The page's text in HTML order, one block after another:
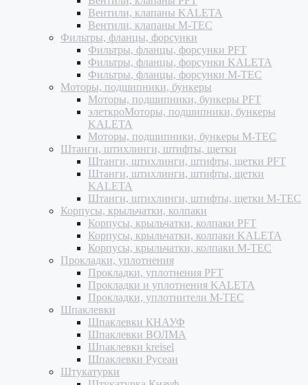
Вентили, клапаны KALETA
Вентили, клапаны M-TEC
Фильтры, фланцы, форсунки
Фильтры, фланцы, форсунки PFT
Фильтры, фланцы, форсунки KALETA
Фильтры, фланцы, форсунки M-TEC
Моторы, подшипники, бункеры
Моторы, подшипники, бункеры PFT
элеткроМоторы, подшипники, бункеры
KALETA
Моторы, подшипники, бункеры M-TEC
Штанги, штихлинги, штифты, щетки
Штанги, штихлинги, штифты, щетки PFT
Штанги, штихлинги, штифты, щетки
KALETA
Штанги, штихлинги, штифты, щетки M-TEC
Корпусы, крыльчатки, колпаки
Корпусы, крыльчатки, колпаки PFT
Корпусы, крыльчатки, колпаки KALETA
Корпусы, крыльчатки, колпаки M-TEC
Прокладки, уплотнения
Прокладки, уплотнения PFT
Прокладки и уплотнения KALETA
Прокладки, уплотнители M-TEC
Шпаклевки
Шпаклевки КНАУФ
Шпаклевки ВОЛМА
Шпаклевки kreisel
Шпаклевки Русеан
Штукатурки